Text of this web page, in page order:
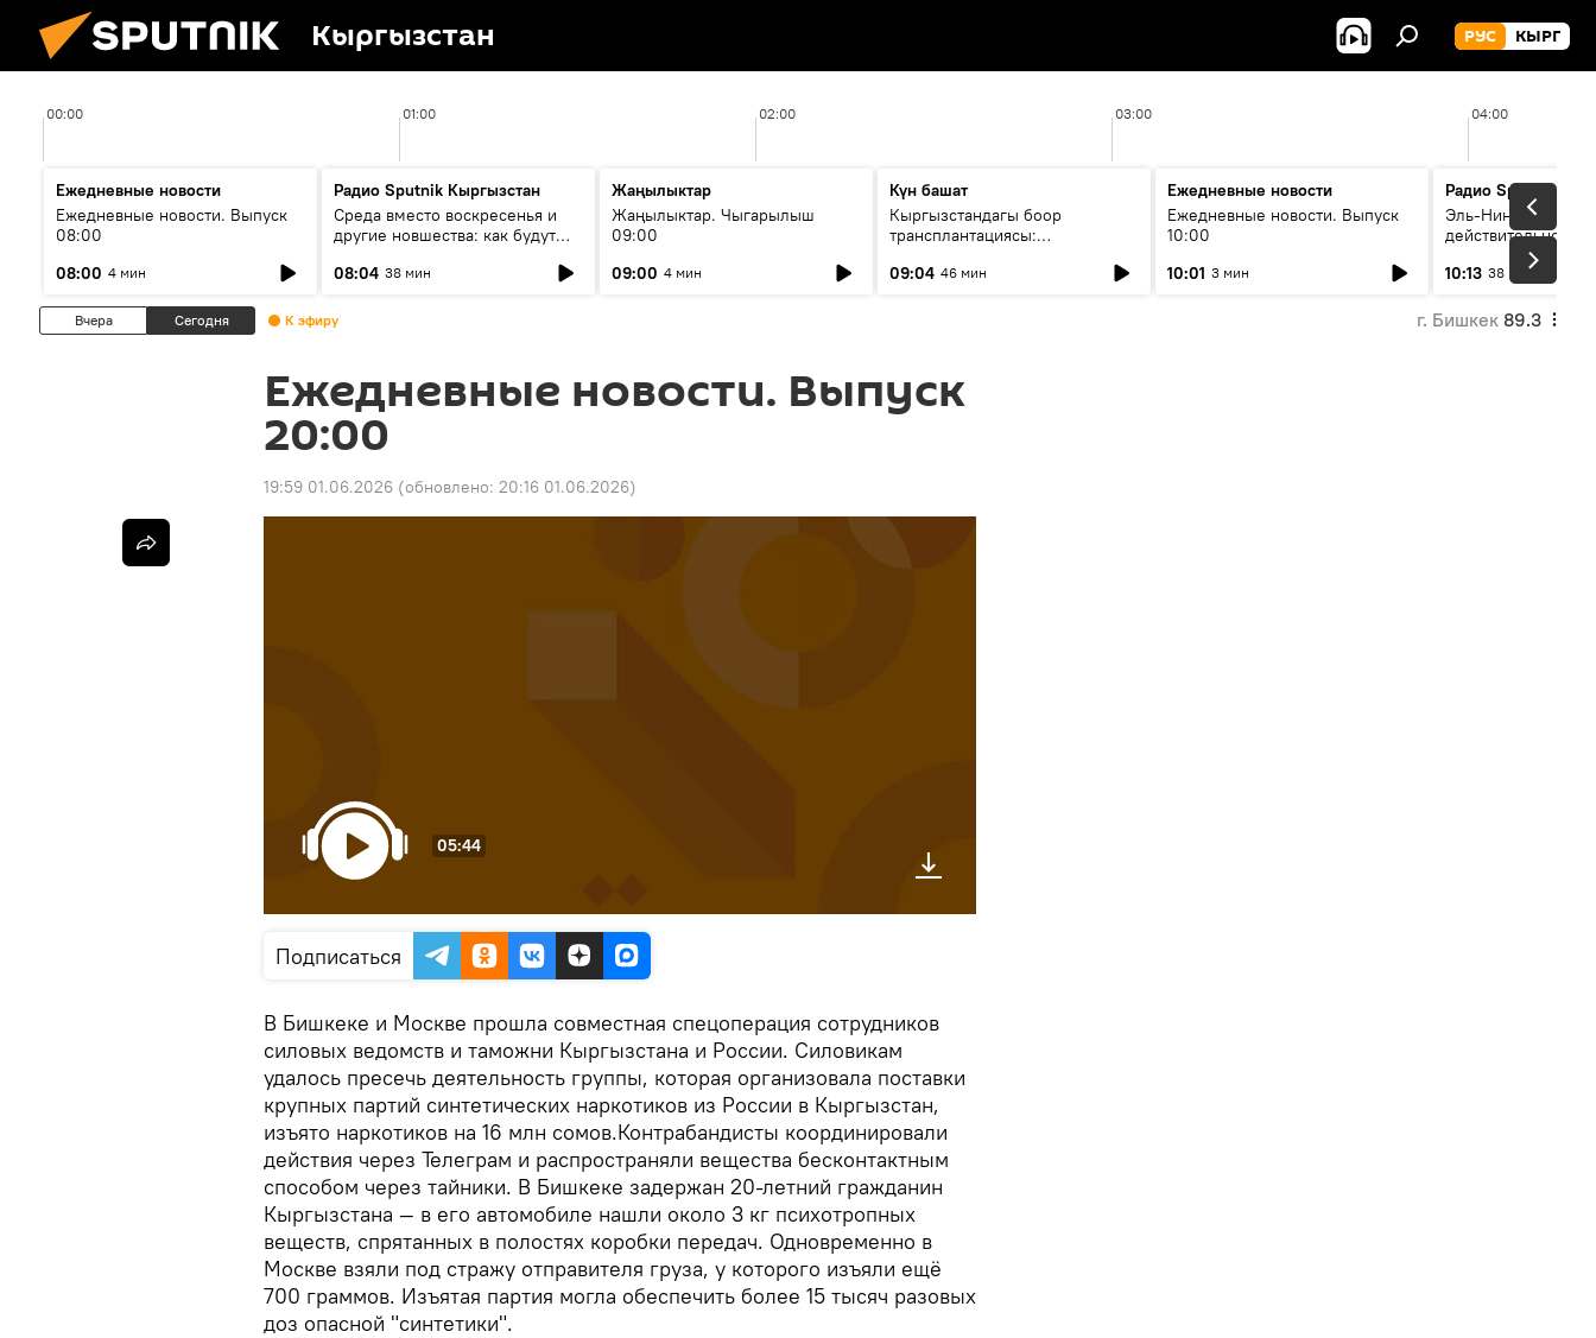
Кыргызстан РУС КЫРГ
00:00 01:00 02:00 03:00 04:00
Ежедневные новости
Ежедневные новости. Выпуск
08:00
08:00 4 мин
Радио Sputnik Кыргызстан
Среда вместо воскресенья и
другие новшества: как будут
08:04 38 мин
Жаңылыктар
Жаңылыктар. Чыгарылыш
09:00
09:00 4 мин
Күн башат
Кыргызстандагы боор
трансплантациясы:
келечеги
09:04 46 мин
Ежедневные новости
Ежедневные новости. Выпуск
10:00
10:01 3 мин
Радио Sputnik
Эль-Ниньо, жара и
действительно
погоду в
10:13 38 мин
Вчера Сегодня К эфиру г. Бишкек 89.3
Ежедневные новости. Выпуск
20:00
19:59 01.06.2026 (обновлено: 20:16 01.06.2026)
05:44
Подписаться
В Бишкеке и Москве прошла совместная спецоперация сотрудников
силовых ведомств и таможни Кыргызстана и России. Силовикам
удалось пресечь деятельность группы, которая организовала поставки
крупных партий синтетических наркотиков из России в Кыргызстан,
изъято наркотиков на 16 млн сомов.Контрабандисты координировали
действия через Телеграм и распространяли вещества бесконтактным
способом через тайники. В Бишкеке задержан 20-летний гражданин
Кыргызстана — в его автомобиле нашли около 3 кг психотропных
веществ, спрятанных в полостях коробки передач. Одновременно в
Москве взяли под стражу отправителя груза, у которого изъяли ещё
700 граммов. Изъятая партия могла обеспечить более 15 тысяч разовых
доз опасной "синтетики".